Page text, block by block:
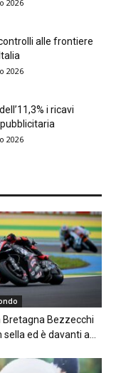
2026
alle frontiere
2026
i ricavi
2026
Bretagna Bezzecchi
ed è davanti a...